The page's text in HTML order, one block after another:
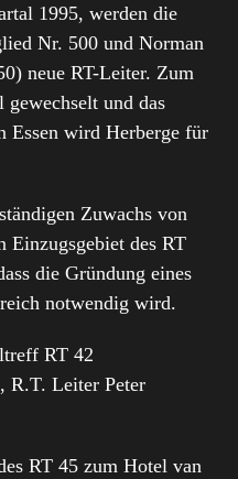
1995, werden die
Nr. 500 und Norman
neue RT-Leiter. Zum
und das
Essen wird Herberge für
Zuwachs von
Einzugsgebiet des RT
die Gründung eines
notwendig wird.
RT 42
R.T. Leiter Peter
RT 45 zum Hotel van